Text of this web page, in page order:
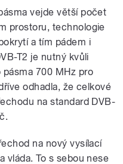
vejde větší počet
prostoru, technologie
a tím pádem i
T2 je nutný kvůli
700 MHz pro
odhadla, že celkové
na standard DVB-
na nový vysílací
vláda. To s sebou nese